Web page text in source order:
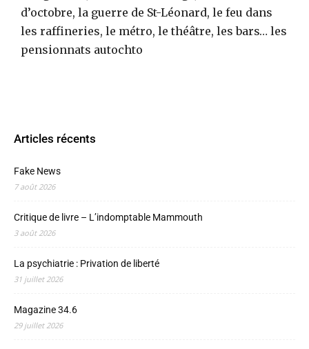
d’octobre, la guerre de St-Léonard, le feu dans
les raffineries, le métro, le théâtre, les bars… les
pensionnats autochto
Articles récents
Fake News
7 août 2026
Critique de livre – L’indomptable Mammouth
3 août 2026
La psychiatrie : Privation de liberté
31 juillet 2026
Magazine 34.6
29 juillet 2026